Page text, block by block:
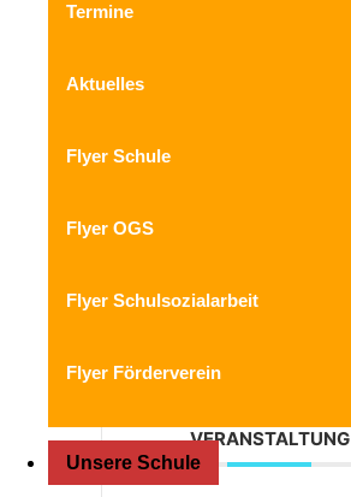
Termine
Aktuelles
Flyer Schule
Flyer OGS
Flyer Schulsozialarbeit
Flyer Förderverein
Unsere Schule
VERANSTALTUNG